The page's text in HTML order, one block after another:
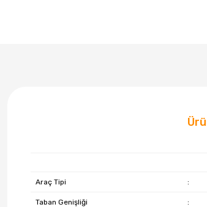
Araç Tipi :
Taban Genişliği :